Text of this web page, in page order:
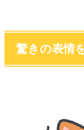
驚きの表情